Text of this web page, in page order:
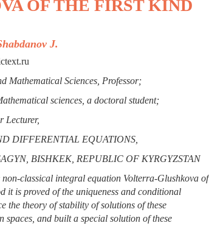
OF THE FIRST KIND
J.
Mathematical Sciences, Professor;
sciences, a doctoral student;
Lecturer,
DIFFERENTIAL EQUATIONS,
BISHKEK, REPUBLIC OF KYRGYZSTAN
classical integral equation Volterra-Glushkova of
it is proved of the uniqueness and conditional
the theory of stability of solutions of these
spaces, and built a special solution of these